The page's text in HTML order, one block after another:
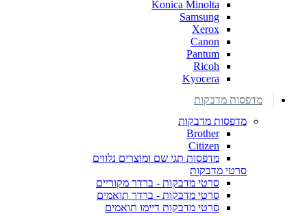
Konica Minolta
Samsung
Xerox
Canon
Pantum
Ricoh
Kyocera
מדפסות מדבקות
מדפסות מדבקות
Brother
Citizen
מדפסות תגי שם ומוצרים נלווים
סרטי מדבקות
סרטי מדבקות - ברדר מקוריים
סרטי מדבקות - ברדר תואמים
סרטי מדבקות דיימו תואמים